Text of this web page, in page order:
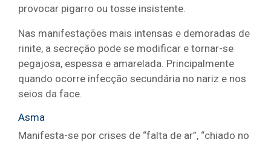
provocar pigarro ou tosse insistente.
Nas manifestações mais intensas e demoradas de
rinite, a secreção pode se modificar e tornar-se
pegajosa, espessa e amarelada. Principalmente
quando ocorre infecção secundária no nariz e nos
seios da face.
Asma
Manifesta-se por crises de “falta de ar”, “chiado no